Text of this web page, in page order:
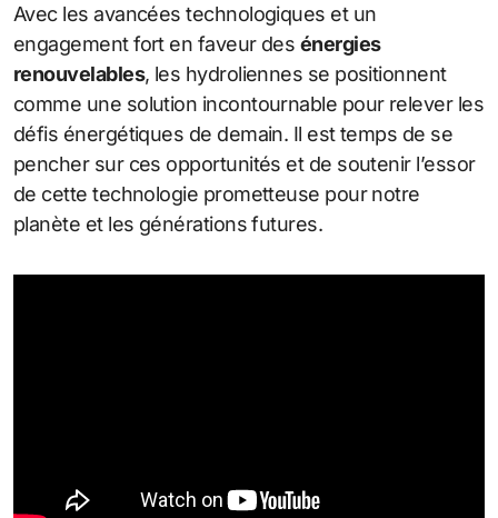
Avec les avancées technologiques et un
engagement fort en faveur des énergies
renouvelables, les hydroliennes se positionnent
comme une solution incontournable pour relever les
défis énergétiques de demain. Il est temps de se
pencher sur ces opportunités et de soutenir l’essor
de cette technologie prometteuse pour notre
planète et les générations futures.